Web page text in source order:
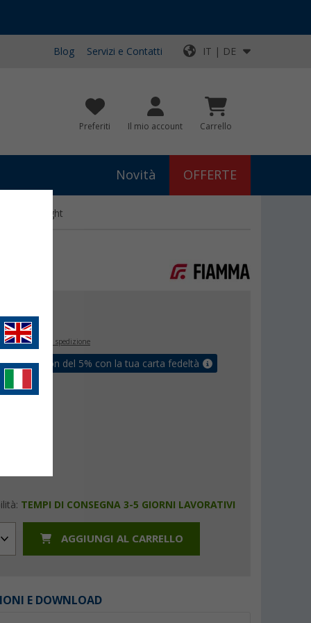
Blog Servizi e Contatti IT | DE
Preferiti Il mio account Carrello
Novità OFFERTE
Solar Light
€
+ Spese di spedizione
un coupon del 5% con la tua carta fedeltà
TEMPI DI CONSEGNA 3-5 GIORNI LAVORATIVI
AGGIUNGI AL CARRELLO
E DOWNLOAD